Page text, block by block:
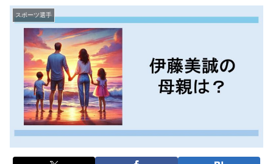
スポーツ選手